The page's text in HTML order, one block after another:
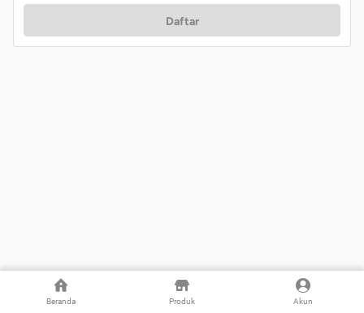
Beranda Produk Akun
Daftar